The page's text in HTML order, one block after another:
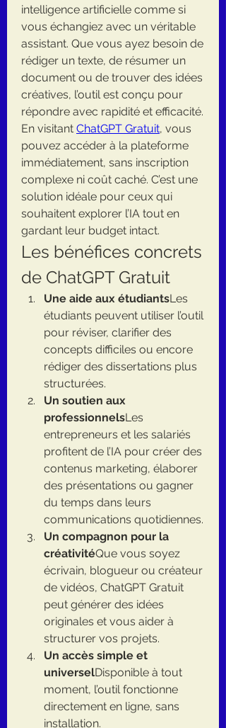
intelligence artificielle comme si
vous échangiez avec un véritable
assistant. Que vous ayez besoin de
rédiger un texte, de résumer un
document ou de trouver des idées
créatives, l’outil est conçu pour
répondre avec rapidité et efficacité.
En visitant ChatGPT Gratuit, vous
pouvez accéder à la plateforme
immédiatement, sans inscription
complexe ni coût caché. C’est une
solution idéale pour ceux qui
souhaitent explorer l’IA tout en
gardant leur budget intact.
Les bénéfices concrets
de ChatGPT Gratuit
Une aide aux étudiantsLes
étudiants peuvent utiliser l’outil
pour réviser, clarifier des
concepts difficiles ou encore
rédiger des dissertations plus
structurées.
Un soutien aux
professionnelsLes
entrepreneurs et les salariés
profitent de l’IA pour créer des
contenus marketing, élaborer
des présentations ou gagner
du temps dans leurs
communications quotidiennes.
Un compagnon pour la
créativitéQue vous soyez
écrivain, blogueur ou créateur
de vidéos, ChatGPT Gratuit
peut générer des idées
originales et vous aider à
structurer vos projets.
Un accès simple et
universelDisponible à tout
moment, l’outil fonctionne
directement en ligne, sans
installation.